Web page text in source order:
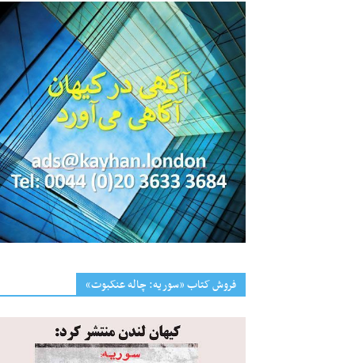
فروش کتاب «سوریه: چاله عنکبوت»